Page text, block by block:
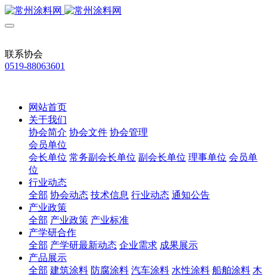
联系协会
0519-88063601
网站首页
关于我们
协会简介 协会文件 协会管理
会员单位
会长单位 常务副会长单位 副会长单位 理事单位 会员单
位
行业动态
全部 协会动态 技术信息 行业动态 通知公告
产业政策
全部 产业政策 产业标准
产学研合作
全部 产学研最新动态 企业需求 成果展示
产品展示
全部 建筑涂料 防腐涂料 汽车涂料 水性涂料 船舶涂料 木